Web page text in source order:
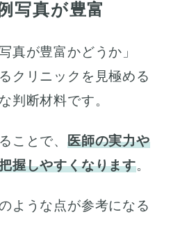
写真が豊富
真が豊富かどうか」
クリニックを見極める
判断材料です。
ことで、医師の実力や
握しやすくなります。
ような点が参考になる